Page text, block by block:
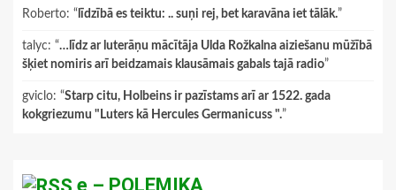
Roberto: “ līdzībā es teiktu: .. suņi rej, bet karavāna iet tālāk.”
talyc: “…līdz ar luterāņu mācītāja Ulda Rožkalna aiziešanu mūžībā
šķiet nomiris arī beidzamais klausāmais gabals tajā radio”
gviclo: “Starp citu, Holbeins ir pazīstams arī ar 1522. gada
kokgriezumu "Luters kā Hercules Germanicuss ".”
e – POLEMIKA